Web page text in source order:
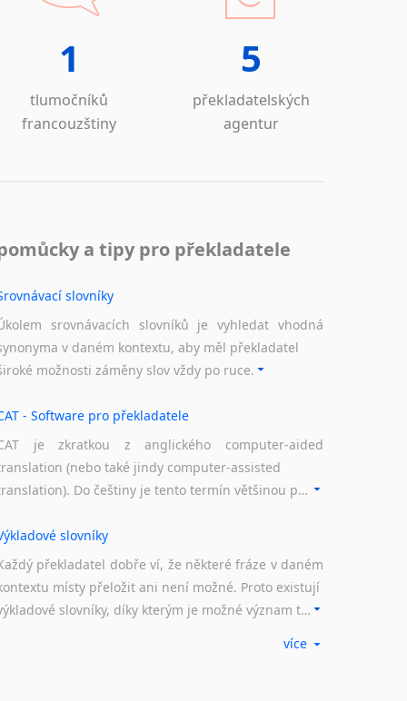
1
tlumočníků
francouzštiny
5
překladatelských
agentur
a tipy pro překladatele
slovníky
srovnávacích slovníků je vyhledat vhodná
v daném kontextu, aby měl překladatel
možnosti záměny slov vždy po ruce.
- Software pro překladatele
je zkratkou z anglického computer-aided
(nebo také jindy computer-assisted
translation). Do češtiny je tento termín většinou překládán jako počítačem podporovaný překlad či překlad podporovaný počítačem. Nástroje CAT ukládají překládané fráze a při dalším překladu vám je automaticky nabízejí, takže se již nemusíte zdržovat s jejich dalším překládáním.
slovníky
překladatel dobře ví, že některé fráze v daném
místy přeložit ani není možné. Proto existují
výkladové slovníky, díky kterým je možné význam takovýchto frází rozklíčovat.
více